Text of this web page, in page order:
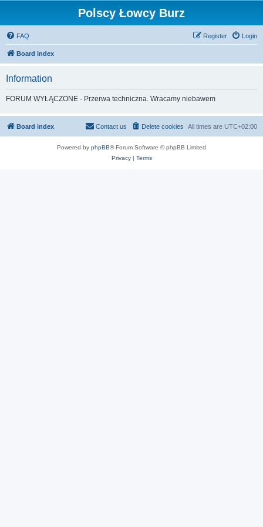
Polscy Łowcy Burz
FAQ Login
Register
Board index
Information
FORUM WYŁĄCZONE - Przerwa techniczna. Wracamy niebawem
Board index All times are UTC+02:00
Delete cookies
Contact us
Powered by phpBB® Forum Software © phpBB Limited
Privacy| Terms